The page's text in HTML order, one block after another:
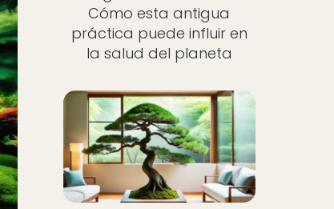
Cómo esta antigua
práctica puede influir en
la salud del planeta